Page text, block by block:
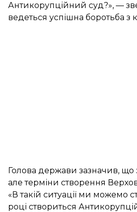
Антикорупційний суд?», —
ведеться успішна боротьба з
Голова держави зазначив,
але терміни створення
«В такій ситуації ми можемо
році створиться